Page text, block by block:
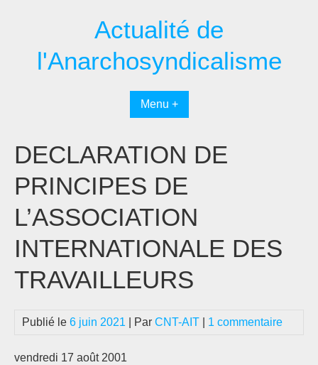
Actualité de
l'Anarchosyndicalisme
Menu +
DECLARATION DE
PRINCIPES DE
L’ASSOCIATION
INTERNATIONALE DES
TRAVAILLEURS
Publié le 6 juin 2021 | Par CNT-AIT 1 commentaire
vendredi 17 août 2001